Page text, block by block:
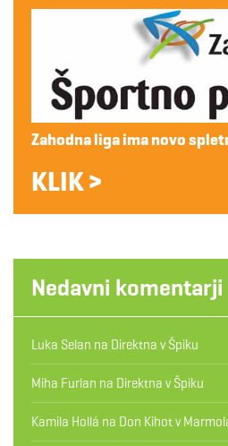
Zahodna liga ima novo
KLIK >
Nedavni komentarji
Luka Selan na Direktna v Špiku
Miha Furlan na Direktna v Špiku
Kamila Hollá na Don Kihot v